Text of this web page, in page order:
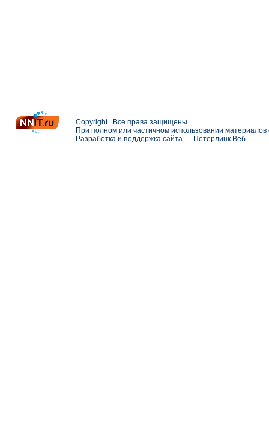
Copyright . Все права защищены
При полном или частичном использовании
Разработка и поддержка сайта — Петерлинк Веб